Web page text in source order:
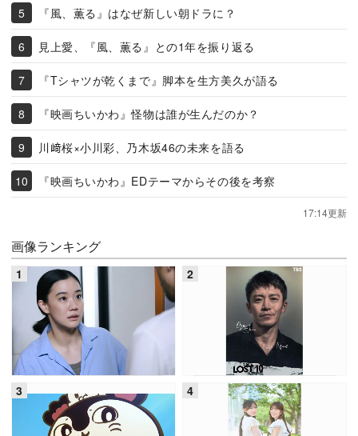
『風、薫る』はなぜ新しい朝ドラに？
見上愛、『風、薫る』との1年を振り返る
『Tシャツが乾くまで』脚本を生方美久が語る
『映画ちいかわ』怪物は誰が生んだのか？
川﨑桜×小川彩、乃木坂46の未来を語る
『映画ちいかわ』EDテーマからその後を考察
17:14更新
画像ランキング